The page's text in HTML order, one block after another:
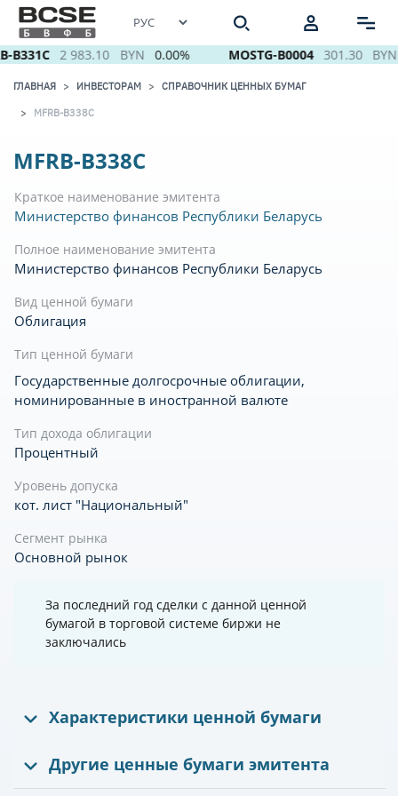
B331C 2 983.10 BYN 0.00% MOSTG-B0004 301.30 BYN
ГЛАВНАЯ ИНВЕСТОРАМ СПРАВОЧНИК ЦЕННЫХ БУМАГ
MFRB-B338C
MFRB-B338C
Краткое наименование эмитента
Министерство финансов Республики Беларусь
Полное наименование эмитента
Министерство финансов Республики Беларусь
Вид ценной бумаги
Облигация
Тип ценной бумаги
Государственные долгосрочные облигации,
номинированные в иностранной валюте
Тип дохода облигации
Процентный
Уровень допуска
кот. лист "Национальный"
Сегмент рынка
Основной рынок
За последний год сделки с данной ценной
бумагой в торговой системе биржи не
заключались
Характеристики ценной бумаги
Другие ценные бумаги эмитента